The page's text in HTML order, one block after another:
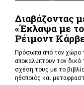
Διαβάζοντας
«Έκλαψα με
Ρέιμοντ
Πρόσωπα από τον χώρο
αποκαλύπτουν τον
σχέση τους με το
ηθοποιός και